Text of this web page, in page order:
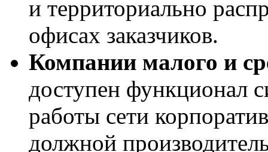
и территориально
офисах заказчиков.
Компании малого и
доступен функционал
работы сети
должной